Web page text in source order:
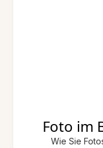
Foto im
Wie Sie